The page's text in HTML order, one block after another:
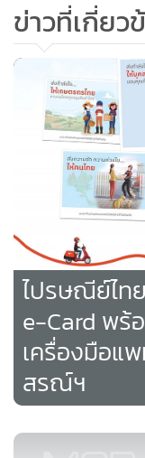
ข่าวที่เกี่ยว
ไปรษณีย์ไท
e-Card พร้
เครื่องมือแ
สรณ์ฯ